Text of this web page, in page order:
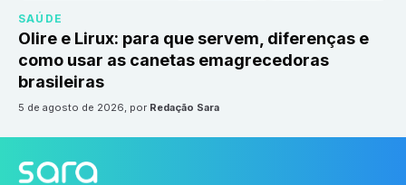
SAÚDE
Olire e Lirux: para que servem, diferenças e
como usar as canetas emagrecedoras
brasileiras
5 de agosto de 2026, por Redação Sara